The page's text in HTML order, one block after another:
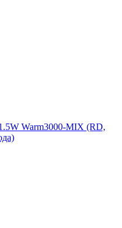
Warm3000-MIX (RD,